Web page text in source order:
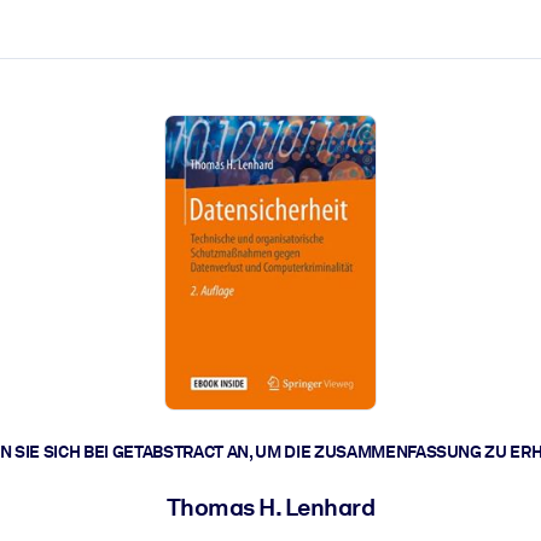
SIE SICH BEI GETABSTRACT AN, UM DIE ZUSAMMENFASSUNG ZU
Thomas H. Lenhard